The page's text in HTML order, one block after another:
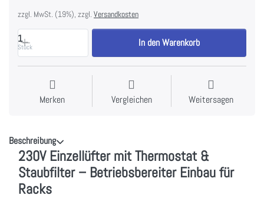
zzgl. MwSt. (19%), zzgl. Versandkosten
1
Stück In den Warenkorb
Merken Vergleichen Weitersagen
Beschreibung
230V Einzellüfter mit Thermostat &
Staubfilter – Betriebsbereiter Einbau für
Racks